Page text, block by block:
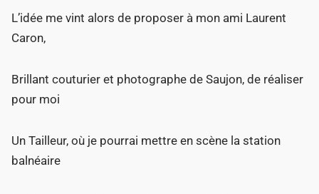
L’idée me vint alors de proposer à mon ami Laurent
Caron,
Brillant couturier et photographe de Saujon, de réaliser
pour moi
Un Tailleur, où je pourrai mettre en scène la station
balnéaire